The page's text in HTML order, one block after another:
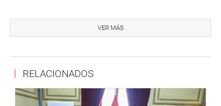
PRENSA-CONGRESO
http://www.congreso.gob.pe/
Facebook:https://www.facebook.com/congresoperu
Twitter: https://twitter.com/congresoperu
VER MÁS
RELACIONADOS